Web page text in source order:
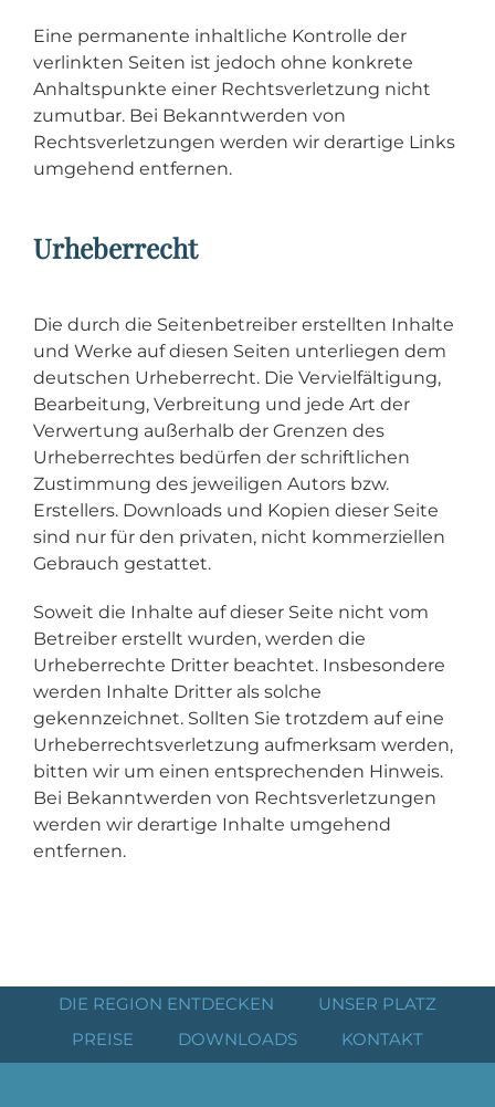
Eine permanente inhaltliche Kontrolle der
verlinkten Seiten ist jedoch ohne konkrete
Anhaltspunkte einer Rechtsverletzung nicht
zumutbar. Bei Bekanntwerden von
Rechtsverletzungen werden wir derartige Links
umgehend entfernen.
Urheberrecht
Die durch die Seitenbetreiber erstellten Inhalte
und Werke auf diesen Seiten unterliegen dem
deutschen Urheberrecht. Die Vervielfältigung,
Bearbeitung, Verbreitung und jede Art der
Verwertung außerhalb der Grenzen des
Urheberrechtes bedürfen der schriftlichen
Zustimmung des jeweiligen Autors bzw.
Erstellers. Downloads und Kopien dieser Seite
sind nur für den privaten, nicht kommerziellen
Gebrauch gestattet.
Soweit die Inhalte auf dieser Seite nicht vom
Betreiber erstellt wurden, werden die
Urheberrechte Dritter beachtet. Insbesondere
werden Inhalte Dritter als solche
gekennzeichnet. Sollten Sie trotzdem auf eine
Urheberrechtsverletzung aufmerksam werden,
bitten wir um einen entsprechenden Hinweis.
Bei Bekanntwerden von Rechtsverletzungen
werden wir derartige Inhalte umgehend
entfernen.
DIE REGION ENTDECKEN
UNSER PLATZ
PREISE
DOWNLOADS KONTAKT